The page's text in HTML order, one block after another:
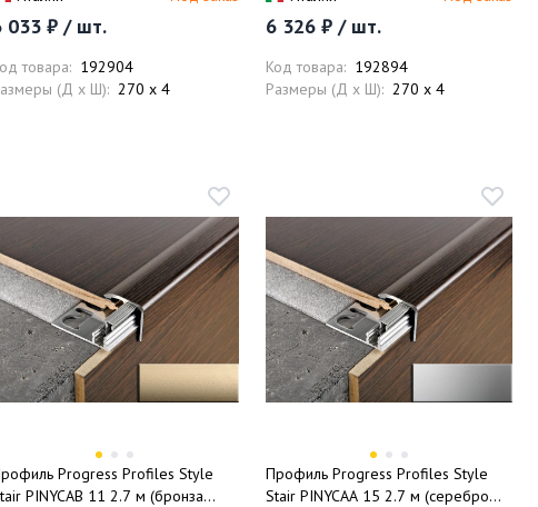
033 ₽ / шт.
товара: 192904
(Д x Ш): 270 x 4
6 326 ₽ / шт.
Код товара: 192894
Размеры (Д x Ш): 270 x 4
Progress Profiles Style
PINYCAB 11 2.7 м (бронза
Профиль Progress Profiles Style
Stair PINYCAА 15 2.7 м (серебро